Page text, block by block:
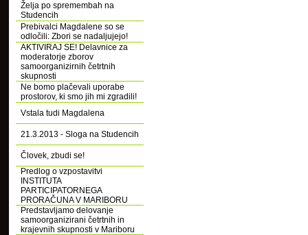
Želja po spremembah na
Studencih
Prebivalci Magdalene so se
odločili: Zbori se nadaljujejo!
AKTIVIRAJ SE! Delavnice za
moderatorje zborov
samoorganizirnih četrtnih
skupnosti
Ne bomo plačevali uporabe
prostorov, ki smo jih mi zgradili!
Vstala tudi Magdalena
21.3.2013 - Sloga na Studencih
Človek, zbudi se!
Predlog o vzpostavitvi
INSTITUTA
PARTICIPATORNEGA
PRORAČUNA V MARIBORU
Predstavljamo delovanje
samoorganizirani četrtnih in
krajevnih skupnosti v Mariboru